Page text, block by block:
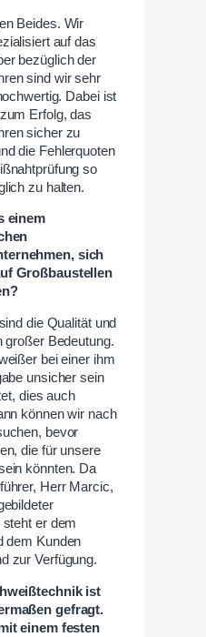
Beides. Wir
auf das
bezüglich der
sind wir sehr
Dabei ist
Erfolg, das
sicher zu
die Fehlerquoten
so
zu halten.
einem
sich
Großbaustellen
die Qualität und
großer Bedeutung.
bei einer ihm
unsicher sein
dies auch
können wir nach
bevor
die für unsere
könnten. Da
Herr Marcic,
er dem
dem Kunden
zur Verfügung.
ist
gefragt.
einem festen